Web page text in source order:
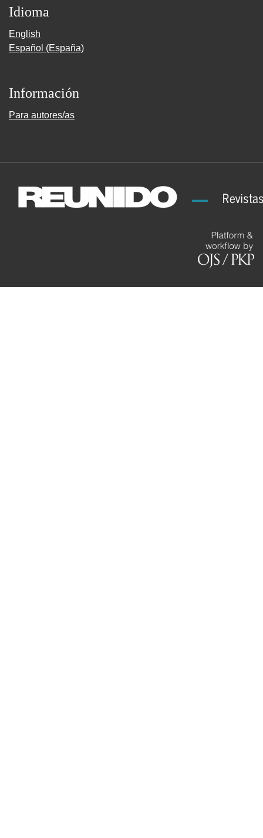
Idioma
English
Español (España)
Información
Para autores/as